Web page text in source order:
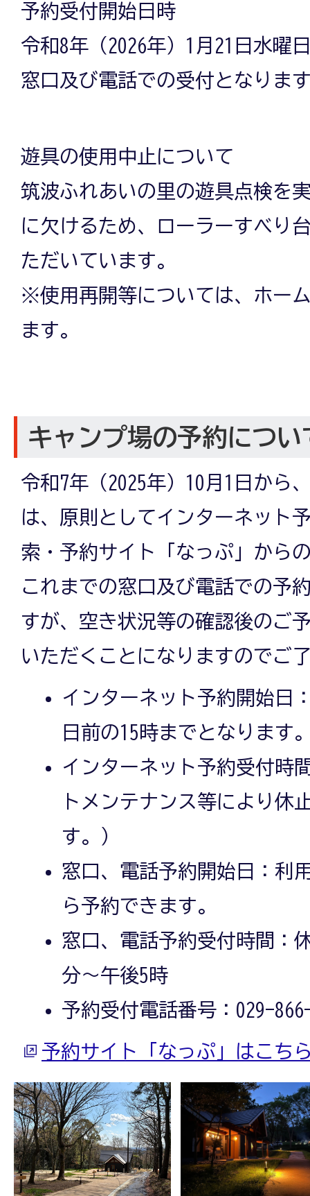
予約受付開始日時
令和8年（2026年）1月21日水曜
窓口及び電話での受付となりま
遊具の使用中止について
筑波ふれあいの里の遊具点検を
に欠けるため、ローラーすべり
ただいています。
※使用再開等については、ホー
ます。
キャンプ場の予約につい
令和7年（2025年）10月1日から
は、原則としてインターネット
索・予約サイト「なっぷ」から
これまでの窓口及び電話での予
すが、空き状況等の確認後のご
いただくことになりますのでご
インターネット予約開始日
日前の15時までとなります
インターネット予約受付時
トメンテナンス等により休
す。）
窓口、電話予約開始日：利
ら予約できます。
窓口、電話予約受付時間：
分～午後5時
予約受付電話番号：029-
予約サイト「なっぷ」はこち